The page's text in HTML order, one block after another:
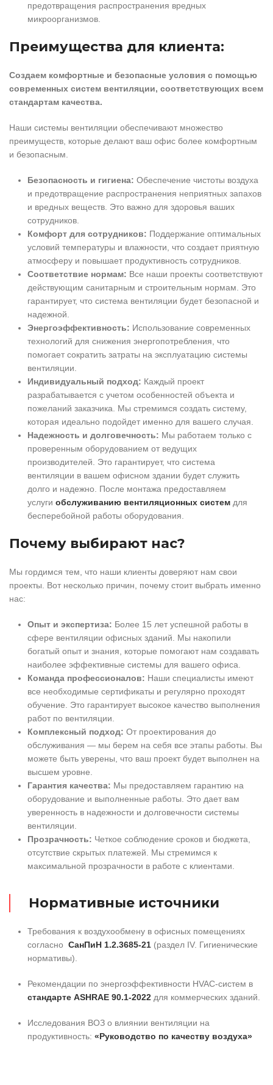
предотвращения распространения вредных
микроорганизмов.
Преимущества для клиента:
Создаем комфортные и безопасные условия с помощью
современных систем вентиляции, соответствующих всем
стандартам качества.
Наши системы вентиляции обеспечивают множество
преимуществ, которые делают ваш офис более комфортным
и безопасным.
Безопасность и гигиена: Обеспечение чистоты воздуха
и предотвращение распространения неприятных запахов
и вредных веществ. Это важно для здоровья ваших
сотрудников.
Комфорт для сотрудников: Поддержание оптимальных
условий температуры и влажности, что создает приятную
атмосферу и повышает продуктивность сотрудников.
Соответствие нормам: Все наши проекты соответствуют
действующим санитарным и строительным нормам. Это
гарантирует, что система вентиляции будет безопасной и
надежной.
Энергоэффективность: Использование современных
технологий для снижения энергопотребления, что
помогает сократить затраты на эксплуатацию системы
вентиляции.
Индивидуальный подход: Каждый проект
разрабатывается с учетом особенностей объекта и
пожеланий заказчика. Мы стремимся создать систему,
которая идеально подойдет именно для вашего случая.
Надежность и долговечность: Мы работаем только с
проверенным оборудованием от ведущих
производителей. Это гарантирует, что система
вентиляции в вашем офисном здании будет служить
долго и надежно. После монтажа предоставляем
услуги обслуживанию вентиляционных систем для
бесперебойной работы оборудования.
Почему выбирают нас?
Мы гордимся тем, что наши клиенты доверяют нам свои
проекты. Вот несколько причин, почему стоит выбрать именно
нас:
Опыт и экспертиза: Более 15 лет успешной работы в
сфере вентиляции офисных зданий. Мы накопили
богатый опыт и знания, которые помогают нам создавать
наиболее эффективные системы для вашего офиса.
Команда профессионалов: Наши специалисты имеют
все необходимые сертификаты и регулярно проходят
обучение. Это гарантирует высокое качество выполнения
работ по вентиляции.
Комплексный подход: От проектирования до
обслуживания — мы берем на себя все этапы работы. Вы
можете быть уверены, что ваш проект будет выполнен на
высшем уровне.
Гарантия качества: Мы предоставляем гарантию на
оборудование и выполненные работы. Это дает вам
уверенность в надежности и долговечности системы
вентиляции.
Прозрачность: Четкое соблюдение сроков и бюджета,
отсутствие скрытых платежей. Мы стремимся к
максимальной прозрачности в работе с клиентами.
Нормативные источники
Требования к воздухообмену в офисных помещениях
согласно СанПиН 1.2.3685-21 (раздел IV. Гигиенические
нормативы).
Рекомендации по энергоэффективности HVAC-систем в
стандарте ASHRAE 90.1-2022 для коммерческих зданий.
Исследования ВОЗ о влиянии вентиляции на
продуктивность: «Руководство по качеству воздуха»